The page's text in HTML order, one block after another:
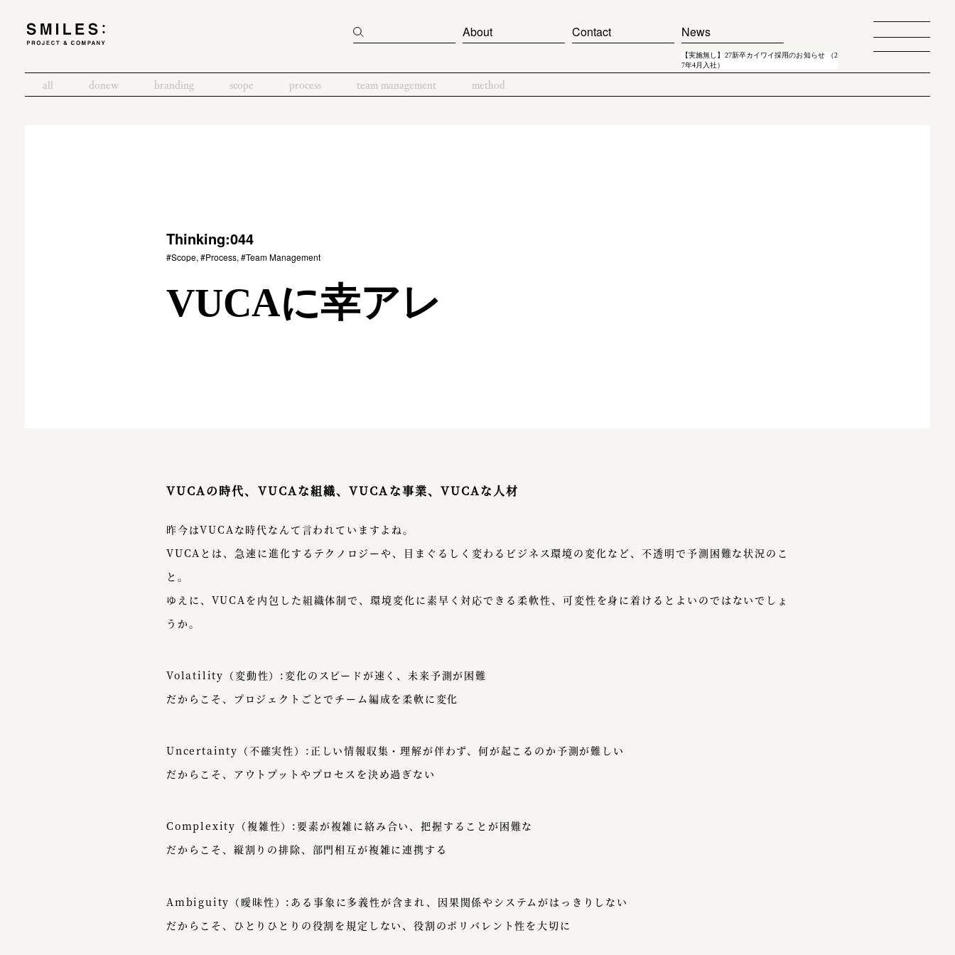
About Contact News
【実施無し】27新卒カイワイ採用のお知らせ （2
7年4月入社）
all donew branding scope process team management method
Thinking:044
#Scope, #Process, #Team Management
VUCAに幸アレ
VUCAの時代、VUCAな組織、VUCAな事業、VUCAな人材
昨今はVUCAな時代なんて言われていますよね。
VUCAとは、急速に進化するテクノロジーや、目まぐるしく変わるビジネス環境の変化など、不透明で予測困難な状況のこ
と。
ゆえに、VUCAを内包した組織体制で、環境変化に素早く対応できる柔軟性、可変性を身に着けるとよいのではないでしょ
うか。
Volatility（変動性）:変化のスピードが速く、未来予測が困難
だからこそ、プロジェクトごとでチーム編成を柔軟に変化
Uncertainty（不確実性）:正しい情報収集・理解が伴わず、何が起こるのか予測が難しい
だからこそ、アウトプットやプロセスを決め過ぎない
Complexity（複雑性）:要素が複雑に絡み合い、把握することが困難な
だからこそ、縦割りの排除、部門相互が複雑に連携する
Ambiguity（曖昧性）:ある事象に多義性が含まれ、因果関係やシステムがはっきりしない
だからこそ、ひとりひとりの役割を規定しない、役割のポリバレント性を大切に